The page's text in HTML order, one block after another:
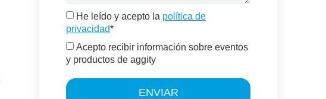
He leído y acepto la política de
privacidad*
Acepto recibir información sobre eventos
y productos de aggity
ENVIAR